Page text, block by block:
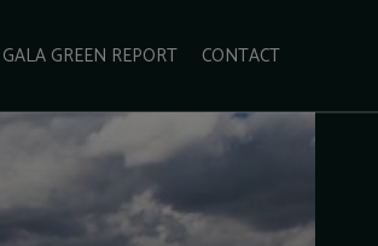
GALA GREEN REPORT CONTACT